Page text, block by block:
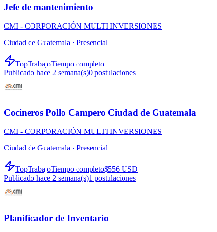
Jefe de mantenimiento
CMI - CORPORACIÓN MULTI INVERSIONES
Ciudad de Guatemala · Presencial
TopTrabajoTiempo completo
Publicado hace 2 semana(s)0 postulaciones
Cocineros Pollo Campero Ciudad de Guatemala
CMI - CORPORACIÓN MULTI INVERSIONES
Ciudad de Guatemala · Presencial
TopTrabajoTiempo completo$556 USD
Publicado hace 2 semana(s)1 postulaciones
Planificador de Inventario